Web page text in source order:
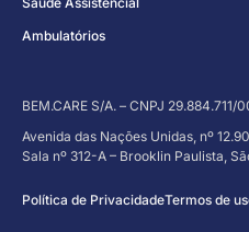
Ambulatórios
BEM.CARE S/A. – CNPJ 29.884.711/
Avenida das Nações Unidas, nº
Sala nº 312-A – Brooklin Paulista,
Política de PrivacidadeTermos de